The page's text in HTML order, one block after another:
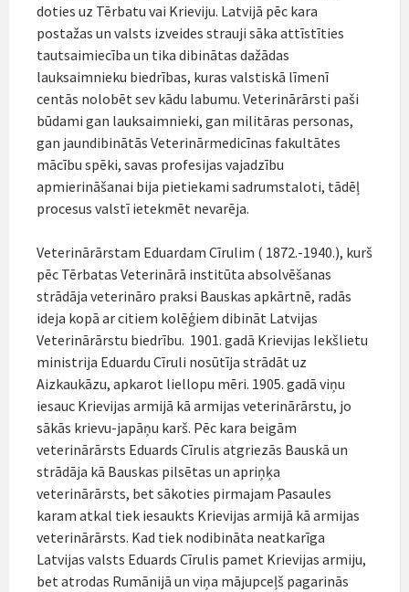
doties uz Tērbatu vai Krieviju. Latvijā pēc kara
postažas un valsts izveides strauji sāka attīstīties
tautsaimiecība un tika dibinātas dažādas
lauksaimnieku biedrības, kuras valstiskā līmenī
centās nolobēt sev kādu labumu. Veterinārārsti paši
būdami gan lauksaimnieki, gan militāras personas,
gan jaundibinātās Veterinārmedicīnas fakultātes
mācību spēki, savas profesijas vajadzību
apmierināšanai bija pietiekami sadrumstaloti, tādēļ
procesus valstī ietekmēt nevarēja.
Veterinārārstam Eduardam Cīrulim ( 1872.-1940.), kurš
pēc Tērbatas Veterinārā institūta absolvēšanas
strādāja veterināro praksi Bauskas apkārtnē, radās
ideja kopā ar citiem kolēģiem dibināt Latvijas
Veterinārārstu biedrību. 1901. gadā Krievijas Iekšlietu
ministrija Eduardu Cīruli nosūtīja strādāt uz
Aizkaukāzu, apkarot liellopu mēri. 1905. gadā viņu
iesauc Krievijas armijā kā armijas veterinārārstu, jo
sākās krievu-japāņu karš. Pēc kara beigām
veterinārārsts Eduards Cīrulis atgriezās Bauskā un
strādāja kā Bauskas pilsētas un apriņķa
veterinārārsts, bet sākoties pirmajam Pasaules
karam atkal tiek iesaukts Krievijas armijā kā armijas
veterinārārsts. Kad tiek nodibināta neatkarīga
Latvijas valsts Eduards Cīrulis pamet Krievijas armiju,
bet atrodas Rumānijā un viņa mājupceļš pagarinās